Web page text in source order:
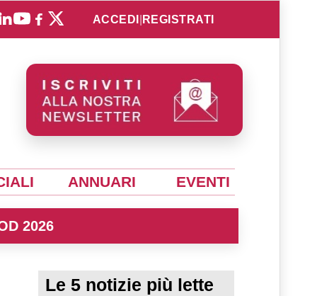
ACCEDI REGISTRATI
ANNUARI EVENTI
2026
Le 5 notizie più lette